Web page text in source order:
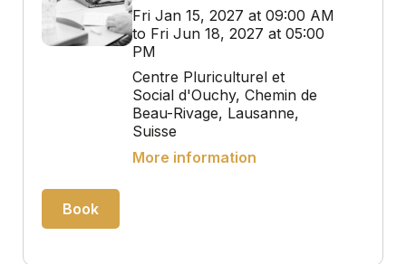
Fri Jan 15, 2027 at 09:00 AM
to Fri Jun 18, 2027 at 05:00
PM
Centre Pluriculturel et
Social d'Ouchy, Chemin de
Beau-Rivage, Lausanne,
Suisse
More information
Book